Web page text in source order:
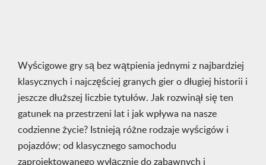
Wyścigowe gry są bez wątpienia jednymi z najbardziej
klasycznych i najczęściej granych gier o długiej historii i
jeszcze dłuższej liczbie tytułów. Jak rozwinął się ten
gatunek na przestrzeni lat i jak wpływa na nasze
codzienne życie? Istnieją różne rodzaje wyścigów i
pojazdów; od klasycznego samochodu
zaprojektowanego wyłącznie do zabawnych i